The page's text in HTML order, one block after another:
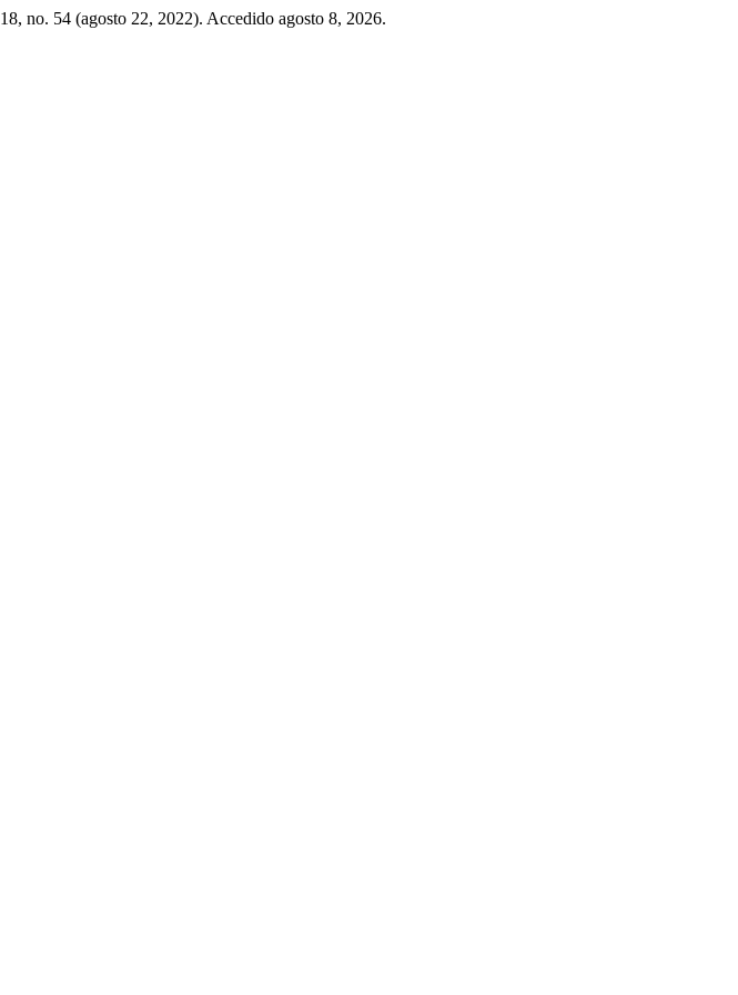
18, no. 54 (agosto 22, 2022). Accedido agosto 8, 2026.